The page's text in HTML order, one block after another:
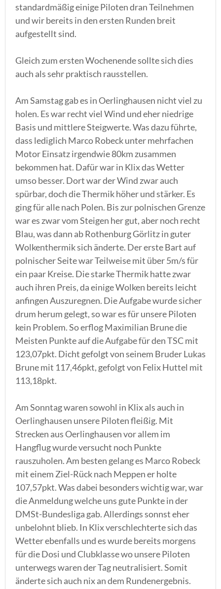
standardmäßig einige Piloten dran Teilnehmen
und wir bereits in den ersten Runden breit
aufgestellt sind.
Gleich zum ersten Wochenende sollte sich dies
auch als sehr praktisch rausstellen.
Am Samstag gab es in Oerlinghausen nicht viel zu
holen. Es war recht viel Wind und eher niedrige
Basis und mittlere Steigwerte. Was dazu führte,
dass lediglich Marco Robeck unter mehrfachen
Motor Einsatz irgendwie 80km zusammen
bekommen hat. Dafür war in Klix das Wetter
umso besser. Dort war der Wind zwar auch
spürbar, doch die Thermik höher und stärker. Es
ging für alle nach Polen. Bis zur polnischen Grenze
war es zwar vom Steigen her gut, aber noch recht
Blau, was dann ab Rothenburg Görlitz in guter
Wolkenthermik sich änderte. Der erste Bart auf
polnischer Seite war Teilweise mit über 5m/s für
ein paar Kreise. Die starke Thermik hatte zwar
auch ihren Preis, da einige Wolken bereits leicht
anfingen Auszuregnen. Die Aufgabe wurde sicher
drum herum gelegt, so war es für unsere Piloten
kein Problem. So erflog Maximilian Brune die
Meisten Punkte auf die Aufgabe für den TSC mit
123,07pkt. Dicht gefolgt von seinem Bruder Lukas
Brune mit 117,46pkt, gefolgt von Felix Huttel mit
113,18pkt.
Am Sonntag waren sowohl in Klix als auch in
Oerlinghausen unsere Piloten fleißig. Mit
Strecken aus Oerlinghausen vor allem im
Hangflug wurde versucht noch Punkte
rauszuholen. Am besten gelang es Marco Robeck
mit einem Ziel-Rück nach Meppen er holte
107,57pkt. Was dabei besonders wichtig war, war
die Anmeldung welche uns gute Punkte in der
DMSt-Bundesliga gab. Allerdings sonnst eher
unbelohnt blieb. In Klix verschlechterte sich das
Wetter ebenfalls und es wurde bereits morgens
für die Dosi und Clubklasse wo unsere Piloten
unterwegs waren der Tag neutralisiert. Somit
änderte sich auch nix an dem Rundenergebnis.